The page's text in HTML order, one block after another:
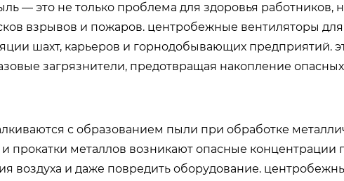
— это не только проблема для здоровья работников,
взрывов и пожаров. центробежные вентиляторы
шахт, карьеров и горнодобывающих предприятий.
загрязнители, предотвращая накопление опасных
с образованием пыли при обработке
прокатки металлов возникают опасные концентрации
воздуха и даже повредить оборудование.